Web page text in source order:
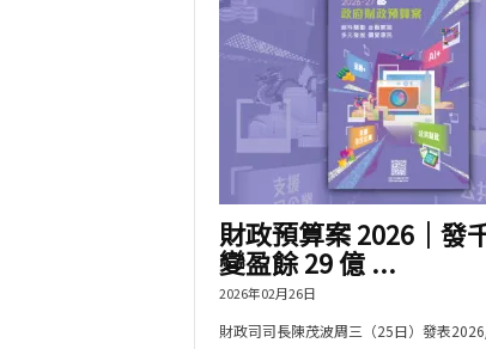
財政預算案 2026｜發
變盈餘 29 億 ...
2026年02月26日
財政司司長陳茂波周三（25日）發表